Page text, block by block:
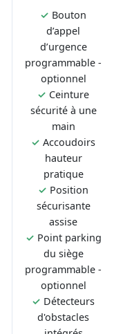
✓ Bouton
d’appel
d’urgence
programmable -
optionnel
✓ Ceinture
sécurité à une
main
✓ Accoudoirs
hauteur
pratique
✓ Position
sécurisante
assise
✓ Point parking
du siège
programmable -
optionnel
✓ Détecteurs
d'obstacles